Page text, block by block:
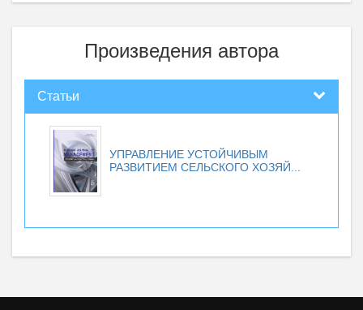
Произведения автора
Статьи
УПРАВЛЕНИЕ УСТОЙЧИВЫМ
РАЗВИТИЕМ СЕЛЬСКОГО ХОЗЯЙ...